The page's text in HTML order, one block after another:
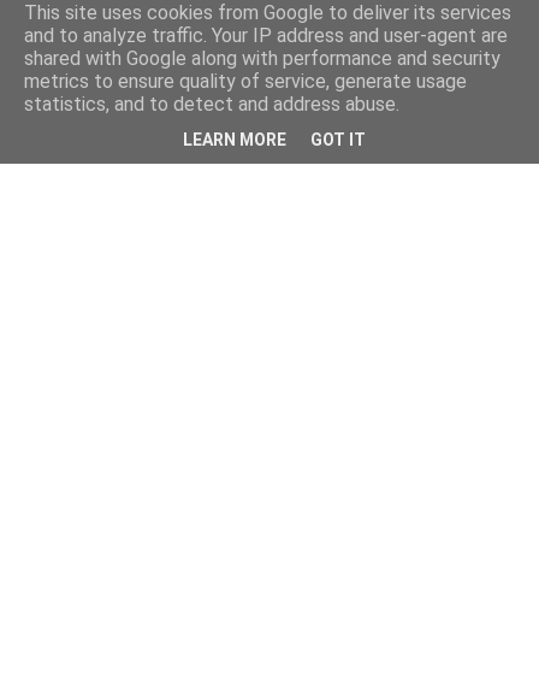
This site uses cookies from Google to deliver its services
and to analyze traffic. Your IP address and user-agent are
shared with Google along with performance and security
metrics to ensure quality of service, generate usage
statistics, and to detect and address abuse.
LEARN MORE GOT IT